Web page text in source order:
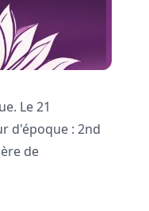
Le 21
d'époque : 2nd
de